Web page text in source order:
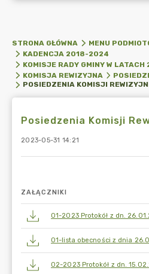
STRONA GŁÓWNA MENU
KADENCJA 2018-2024
KOMISJE RADY GMINY W
KOMISJA REWIZYJNA
Posiedzenia Komisji
2023-05-31 14:21
ZAŁĄCZNIKI
01-2023 Protokół z dn.
01-lista obecności z dnia
02-2023 Protokół z dn.